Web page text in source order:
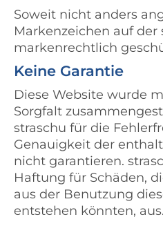
Soweit nicht anders
Markenzeichen auf der
markenrechtlich
Keine Garantie
Diese Website wurde
Sorgfalt
straschu für die
Genauigkeit der
nicht garantieren.
Haftung für Schäden,
aus der Benutzung
entstehen könnten, aus.